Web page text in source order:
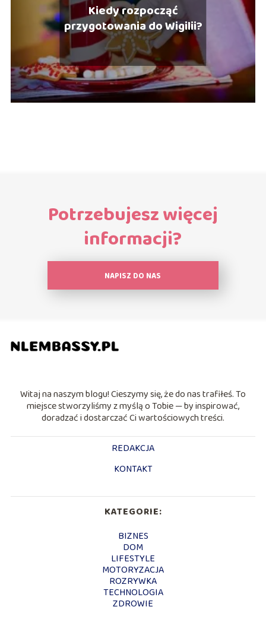
Kiedy rozpocząć
przygotowania do Wigilii?
Potrzebujesz więcej
informacji?
NAPISZ DO NAS
Witaj na naszym blogu! Cieszymy się, że do nas trafiłeś. To
miejsce stworzyliśmy z myślą o Tobie — by inspirować,
doradzać i dostarczać Ci wartościowych treści.
REDAKCJA
KONTAKT
KATEGORIE:
BIZNES
DOM
LIFESTYLE
MOTORYZACJA
ROZRYWKA
TECHNOLOGIA
ZDROWIE